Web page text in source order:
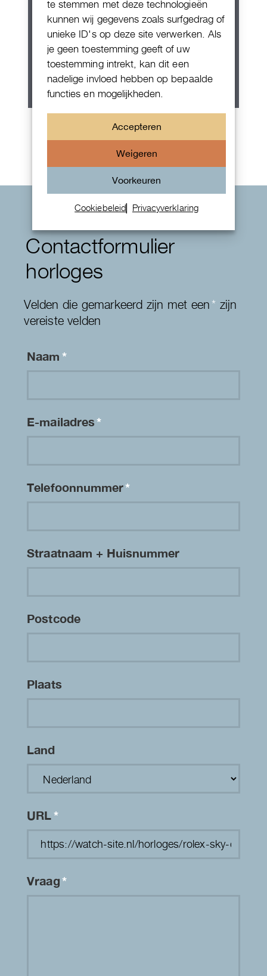
te stemmen met deze technologieën
kunnen wij gegevens zoals surfgedrag of
unieke ID's op deze site verwerken. Als
je geen toestemming geeft of uw
toestemming intrekt, kan dit een
nadelige invloed hebben op bepaalde
functies en mogelijkheden.
Accepteren
Weigeren
Voorkeuren
Cookiebeleid Privacyverklaring
Rolex Oyster Perpetual 36
Contactformulier
horloges
Velden die gemarkeerd zijn met een* zijn
vereiste velden
Naam*
E-mailadres*
Telefoonnummer*
Straatnaam + Huisnummer
Postcode
Plaats
Land
URL*
Vraag*